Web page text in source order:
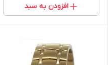
افزودن به سبد